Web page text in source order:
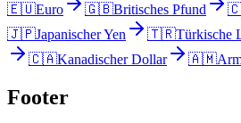
🇪🇺Euro 🇬🇧Britisches Pfund
🇯🇵Japanischer Yen 🇹🇷Türkische
🇨🇦Kanadischer Dollar 🇦🇲
Footer